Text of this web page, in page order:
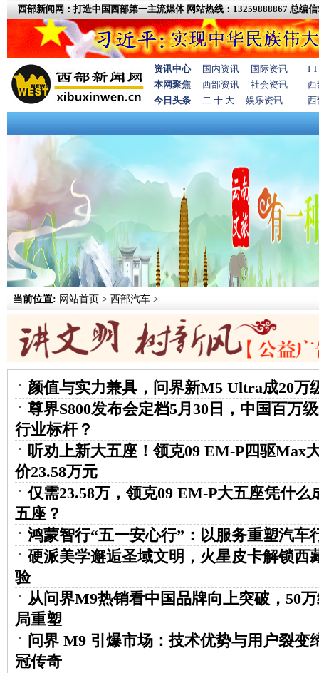
西部新闻网：打造中国西部第一主流媒体 网站热线：13259888867 总编信
资讯中心 国内资讯
国际资讯
本网聚焦
西部资讯
社会资讯
今日头条
二 十 大 娱乐资讯
I
西
西
当前位置: 网站首页 > 西部汽车 >
颜值与实力兼具，问界新M5 Ultra成20万
尊界S800发布会定档5月30日，中国百万
行业标杆？
听劝上新大五座！领克09 EM-P四驱Max
价23.58万元
仅需23.58万，领克09 EM-P大五座凭什么
五座？
鸿蒙智行“五一安心行”：以服务重塑汽车
硬派美学邂逅圣域文明，火星皮卡解锁西
验
从问界M9热销看中国品牌向上突破，50
局重塑
问界 M9 引爆市场：技术优势与用户裂变
冠传奇